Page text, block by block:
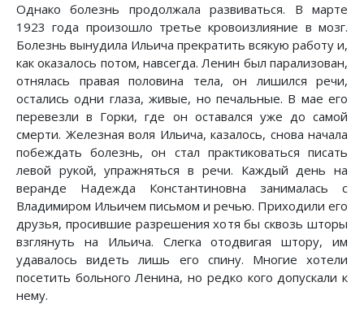
Однако болезнь продолжала развиваться. В марте
1923 года произошло третье кровоизлияние в мозг.
Болезнь вынудила Ильича прекратить всякую работу и,
как оказалось потом, навсегда. Ленин был парализован,
отнялась правая половина тела, он лишился речи,
остались одни глаза, живые, но печальные. В мае его
перевезли в Горки, где он оставался уже до самой
смерти. Железная воля Ильича, казалось, снова начала
побеждать болезнь, он стал практиковаться писать
левой рукой, упражняться в речи. Каждый день на
веранде Надежда Константиновна занималась с
Владимиром Ильичем письмом и речью. Приходили его
друзья, просившие разрешения хотя бы сквозь шторы
взглянуть на Ильича. Слегка отодвигая штору, им
удавалось видеть лишь его спину. Многие хотели
посетить больного Ленина, но редко кого допускали к
нему.